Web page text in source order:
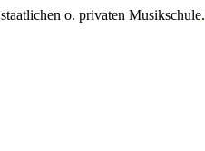
o. privaten Musikschule.